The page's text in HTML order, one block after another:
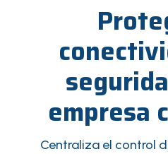
empresa
Centraliza el control